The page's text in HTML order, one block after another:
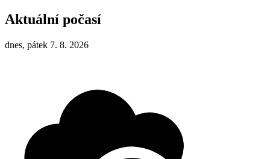
Aktuální počasí
dnes, pátek 7. 8. 2026